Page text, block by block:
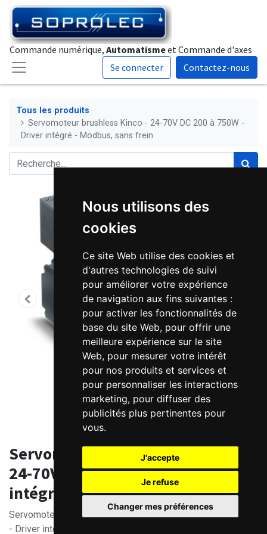
Nous utilisons des
cookies
Ce site Web utilise des cookies et
d'autres technologies de suivi
pour améliorer votre expérience
de navigation aux fins suivantes :
pour activer les fonctionnalités de
base du site Web, pour offrir une
meilleure expérience sur le site
Web, pour mesurer votre intérêt
pour nos produits et services et
pour personnaliser les interactions
marketing, pour diffuser des
publicités plus pertinentes pour
vous.
J'accepte
Je refuse
Changer mes préférences
Commande numérique, Automatismeet Commande d'axes
Se connecter
Contactez-nous
Tous les produits
Servomoteur brushless Kinco - 24-70V DC 200 à 750W -
Driver intégré - Modbus, sans frein
Servomoteur brushless Kinco -
24-70V DC 200 à 750W - Driver
intégré - Modbus, sans frein
Servomoteur Brushless 200W, ou 400W, ou 750W
- Driver intégré